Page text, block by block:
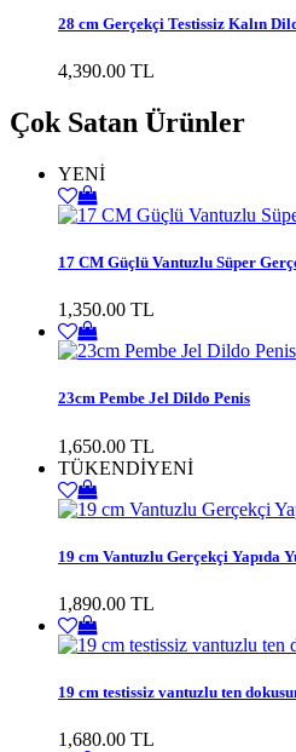
28 cm Gerçekçi Testissiz Kalın
4,390.00 TL
Çok Satan Ürünler
YENİ
17 CM Güçlü Vantuzlu Süper
1,350.00 TL
23cm Pembe Jel Dildo Penis
1,650.00 TL
TÜKENDİYENİ
19 cm Vantuzlu Gerçekçi Yapıda
1,890.00 TL
19 cm testissiz vantuzlu ten
1,680.00 TL